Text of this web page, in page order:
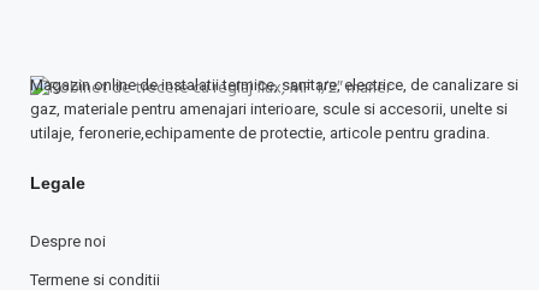
Magazin online de instalatii termice, sanitare, electrice, de canalizare si
gaz, materiale pentru amenajari interioare, scule si accesorii, unelte si
utilaje, feronerie,echipamente de protectie, articole pentru gradina.
Legale
Despre noi
Termene si conditii